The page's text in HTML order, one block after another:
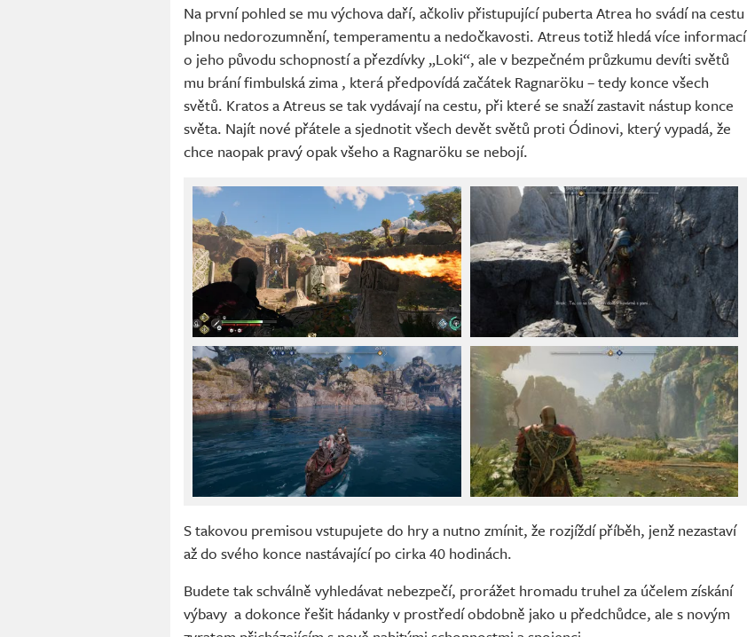
Na první pohled se mu výchova daří, ačkoliv přistupující puberta Atrea ho svádí na cestu
plnou nedorozumnění, temperamentu a nedočkavosti. Atreus totiž hledá více informací
o jeho původu schopností a přezdívky „Loki“, ale v bezpečném průzkumu devíti světů
mu brání fimbulská zima , která předpovídá začátek Ragnaröku – tedy konce všech
světů. Kratos a Atreus se tak vydávají na cestu, při které se snaží zastavit nástup konce
světa. Najít nové přátele a sjednotit všech devět světů proti Ódinovi, který vypadá, že
chce naopak pravý opak všeho a Ragnaröku se nebojí.
S takovou premisou vstupujete do hry a nutno zmínit, že rozjíždí příběh, jenž nezastaví
až do svého konce nastávající po cirka 40 hodinách.
Budete tak schválně vyhledávat nebezpečí, prorážet hromadu truhel za účelem získání
výbavy a dokonce řešit hádanky v prostředí obdobně jako u předchůdce, ale s novým